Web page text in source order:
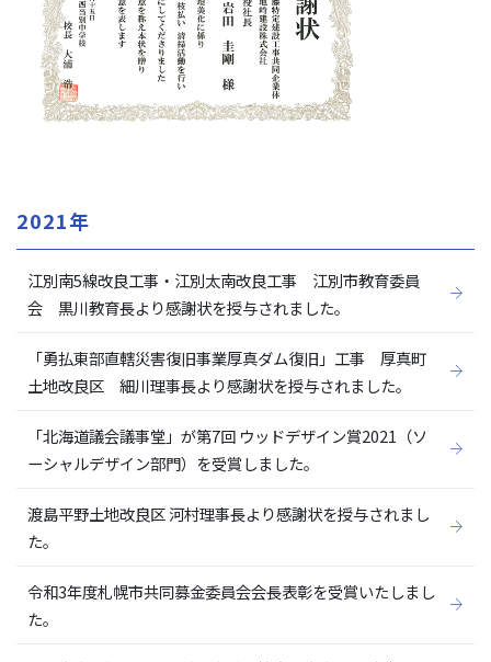
2021年
江別南5線改良工事・江別太南改良工事 江別市教育委員
会 黒川教育長より感謝状を授与されました。
「勇払東部直轄災害復旧事業厚真ダム復旧」工事 厚真町
土地改良区 細川理事長より感謝状を授与されました。
「北海道議会議事堂」が第7回 ウッドデザイン賞2021（ソ
ーシャルデザイン部門）を受賞しました。
渡島平野土地改良区 河村理事長より感謝状を授与されまし
た。
令和3年度札幌市共同募金委員会会長表彰を受賞いたしまし
た。